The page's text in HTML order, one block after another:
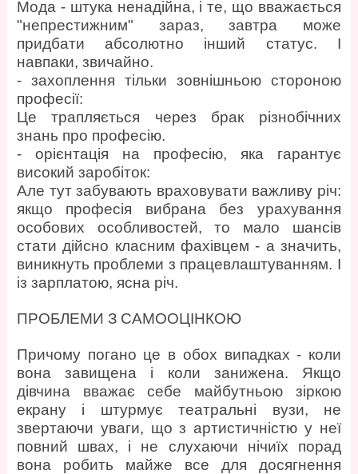
Мода - штука ненадійна, і те, що вважається
"непрестижним" зараз, завтра може
придбати абсолютно інший статус. І
навпаки, звичайно.
- захоплення тільки зовнішньою стороною
професії:
Це трапляється через брак різнобічних
знань про професію.
- орієнтація на професію, яка гарантує
високий заробіток:
Але тут забувають враховувати важливу річ:
якщо професія вибрана без урахування
особових особливостей, то мало шансів
стати дійсно класним фахівцем - а значить,
виникнуть проблеми з працевлаштуванням. І
із зарплатою, ясна річ.
ПРОБЛЕМИ З САМООЦІНКОЮ
Причому погано це в обох випадках - коли
вона завищена і коли занижена. Якщо
дівчина вважає себе майбутньою зіркою
екрану і штурмує театральні вузи, не
звертаючи уваги, що з артистичністю у неї
повний швах, і не слухаючи нічиїх порад
вона робить майже все для досягнення